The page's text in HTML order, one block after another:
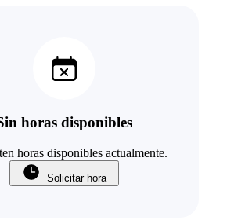
horas disponibles
horas disponibles actualmente.
Solicitar hora